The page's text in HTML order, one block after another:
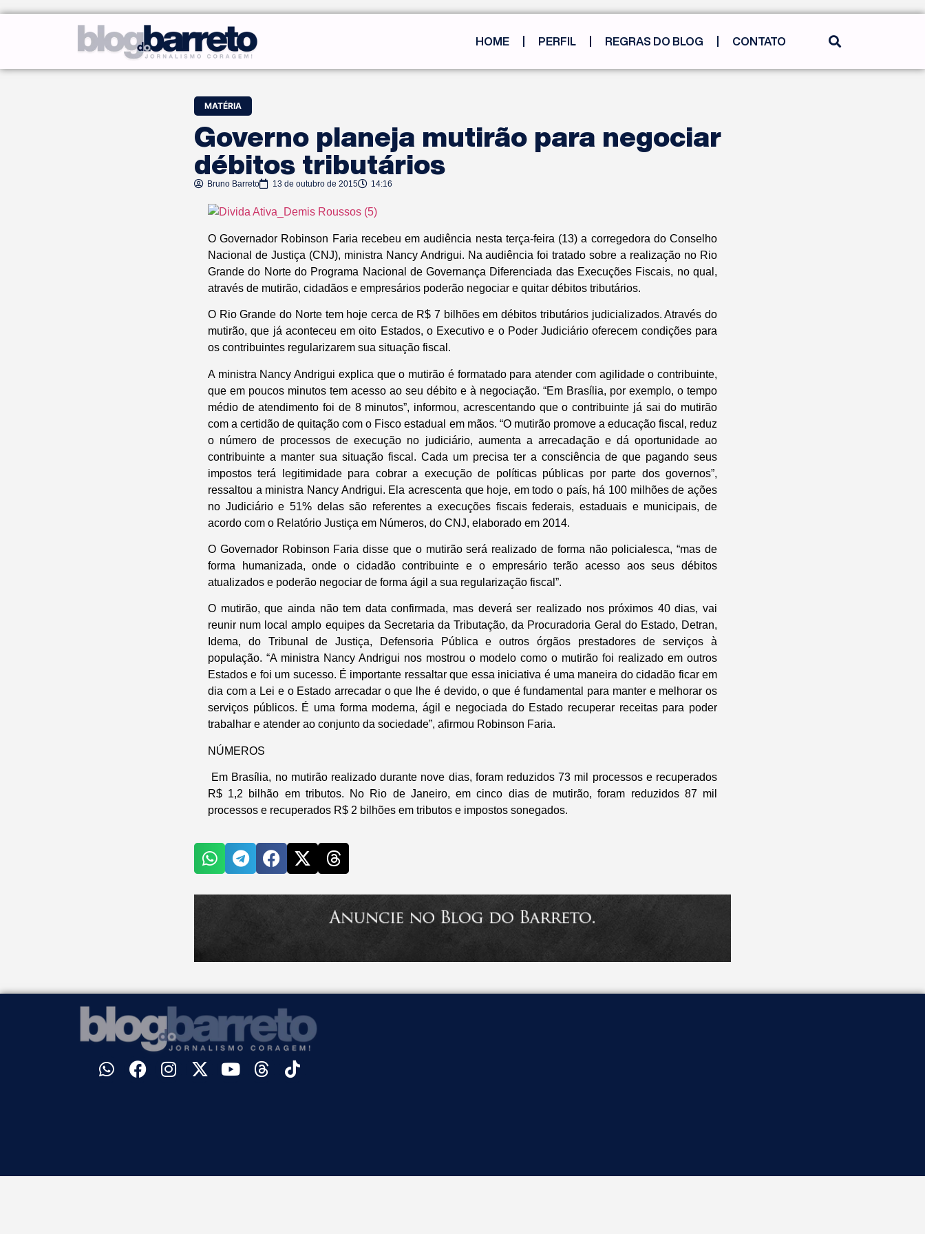
HOME PERFIL REGRAS DO BLOG CONTATO
MATÉRIA
Governo planeja mutirão para negociar
débitos tributários
Bruno Barreto 13 de outubro de 2015 14:16
O Governador Robinson Faria recebeu em audiência nesta terça-feira (13) a corregedora do Conselho
Nacional de Justiça (CNJ), ministra Nancy Andrigui. Na audiência foi tratado sobre a realização no Rio
Grande do Norte do Programa Nacional de Governança Diferenciada das Execuções Fiscais, no qual,
através de mutirão, cidadãos e empresários poderão negociar e quitar débitos tributários.
O Rio Grande do Norte tem hoje cerca de R$ 7 bilhões em débitos tributários judicializados. Através do
mutirão, que já aconteceu em oito Estados, o Executivo e o Poder Judiciário oferecem condições para
os contribuintes regularizarem sua situação fiscal.
A ministra Nancy Andrigui explica que o mutirão é formatado para atender com agilidade o contribuinte,
que em poucos minutos tem acesso ao seu débito e à negociação. “Em Brasília, por exemplo, o tempo
médio de atendimento foi de 8 minutos”, informou, acrescentando que o contribuinte já sai do mutirão
com a certidão de quitação com o Fisco estadual em mãos. “O mutirão promove a educação fiscal, reduz
o número de processos de execução no judiciário, aumenta a arrecadação e dá oportunidade ao
contribuinte a manter sua situação fiscal. Cada um precisa ter a consciência de que pagando seus
impostos terá legitimidade para cobrar a execução de políticas públicas por parte dos governos”,
ressaltou a ministra Nancy Andrigui. Ela acrescenta que hoje, em todo o país, há 100 milhões de ações
no Judiciário e 51% delas são referentes a execuções fiscais federais, estaduais e municipais, de
acordo com o Relatório Justiça em Números, do CNJ, elaborado em 2014.
O Governador Robinson Faria disse que o mutirão será realizado de forma não policialesca, “mas de
forma humanizada, onde o cidadão contribuinte e o empresário terão acesso aos seus débitos
atualizados e poderão negociar de forma ágil a sua regularização fiscal”.
O mutirão, que ainda não tem data confirmada, mas deverá ser realizado nos próximos 40 dias, vai
reunir num local amplo equipes da Secretaria da Tributação, da Procuradoria Geral do Estado, Detran,
Idema, do Tribunal de Justiça, Defensoria Pública e outros órgãos prestadores de serviços à
população. “A ministra Nancy Andrigui nos mostrou o modelo como o mutirão foi realizado em outros
Estados e foi um sucesso. É importante ressaltar que essa iniciativa é uma maneira do cidadão ficar em
dia com a Lei e o Estado arrecadar o que lhe é devido, o que é fundamental para manter e melhorar os
serviços públicos. É uma forma moderna, ágil e negociada do Estado recuperar receitas para poder
trabalhar e atender ao conjunto da sociedade”, afirmou Robinson Faria.
NÚMEROS
Em Brasília, no mutirão realizado durante nove dias, foram reduzidos 73 mil processos e recuperados
R$ 1,2 bilhão em tributos. No Rio de Janeiro, em cinco dias de mutirão, foram reduzidos 87 mil
processos e recuperados R$ 2 bilhões em tributos e impostos sonegados.